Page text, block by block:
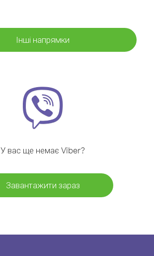
Інші напрямки
У вас ще немає Viber?
Завантажити зараз